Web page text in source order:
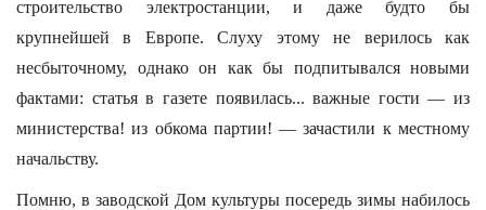
строительство электростанции, и даже будто бы
крупнейшей в Европе. Слуху этому не верилось как
несбыточному, однако он как бы подпитывался новыми
фактами: статья в газете появилась... важные гости — из
министерства! из обкома партии! — зачастили к местному
начальству.
Помню, в заводской Дом культуры посередь зимы набилось